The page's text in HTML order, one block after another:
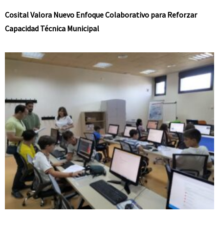
Cosital Valora Nuevo Enfoque Colaborativo para Reforzar
Capacidad Técnica Municipal